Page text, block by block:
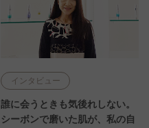
インタビュー
誰に会うときも気後れしない。
シーボンで磨いた肌が、私の自